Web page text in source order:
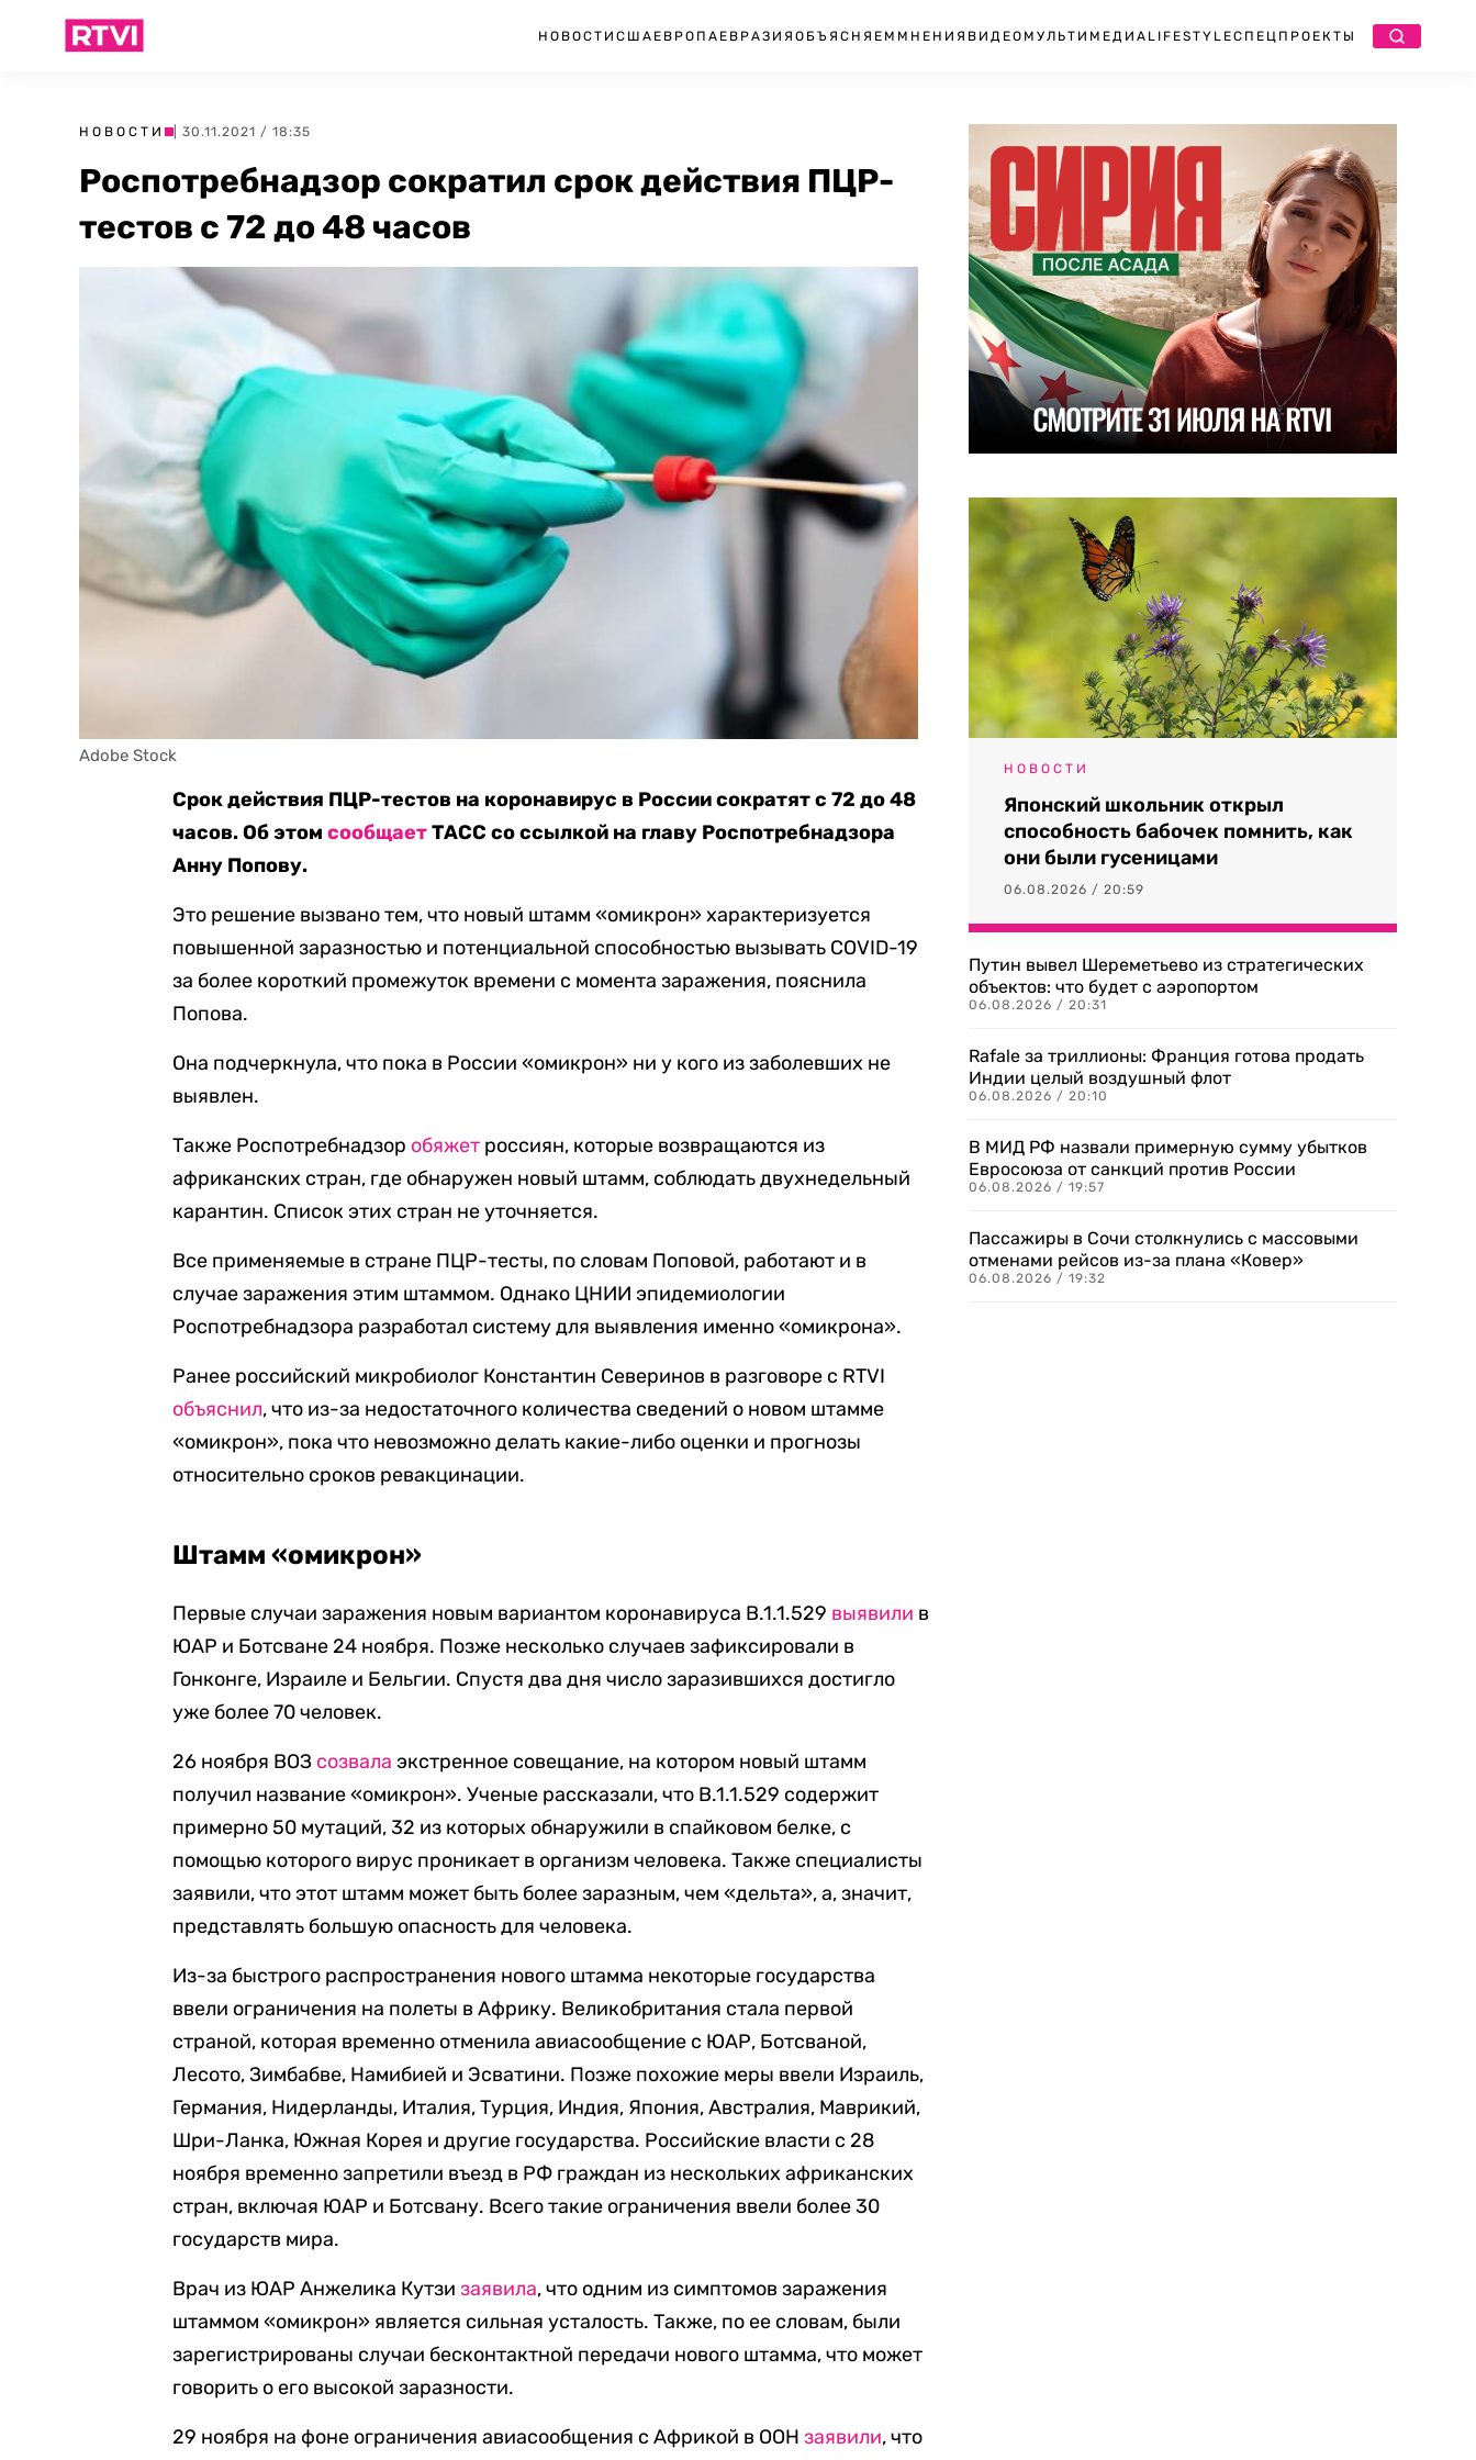
НОВОСТИ США ЕВРОПА ЕВРАЗИЯ ОБЪЯСНЯЕМ МНЕНИЯ ВИДЕО МУЛЬТИМЕДИА LIFESTYLEСПЕЦПРОЕКТЫ
НОВОСТИ | 30.11.2021 / 18:35
Роспотребнадзор сократил срок действия ПЦР-
тестов с 72 до 48 часов
Adobe Stock
Срок действия ПЦР-тестов на коронавирус в России сократят с 72 до 48
часов. Об этомсообщаетТАСС со ссылкой на главу Роспотребнадзора
Анну Попову.
Это решение вызвано тем, что новый штамм «омикрон» характеризуется
повышенной заразностью и потенциальной способностью вызывать COVID-19
за более короткий промежуток времени с момента заражения, пояснила
Попова.
Она подчеркнула, что пока в России «омикрон» ни у кого из заболевших не
выявлен.
Также Роспотребнадзор обяжет россиян, которые возвращаются из
африканских стран, где обнаружен новый штамм, соблюдать двухнедельный
карантин. Список этих стран не уточняется.
Все применяемые в стране ПЦР-тесты, по словам Поповой, работают и в
случае заражения этим штаммом. Однако ЦНИИ эпидемиологии
Роспотребнадзора разработал систему для выявления именно «омикрона».
Ранее российский микробиолог Константин Северинов в разговоре с RTVI
объяснил, что из-за недостаточного количества сведений о новом штамме
«омикрон», пока что невозможно делать какие-либо оценки и прогнозы
относительно сроков ревакцинации.
Штамм «омикрон»
Первые случаи заражения новым вариантом коронавируса B.1.1.529 выявили в
ЮАР и Ботсване 24 ноября. Позже несколько случаев зафиксировали в
Гонконге, Израиле и Бельгии. Спустя два дня число заразившихся достигло
уже более 70 человек.
26 ноября ВОЗ созвала экстренное совещание, на котором новый штамм
получил название «омикрон». Ученые рассказали, что B.1.1.529 содержит
примерно 50 мутаций, 32 из которых обнаружили в спайковом белке, с
помощью которого вирус проникает в организм человека. Также специалисты
заявили, что этот штамм может быть более заразным, чем «дельта», а, значит,
представлять большую опасность для человека.
Из-за быстрого распространения нового штамма некоторые государства
ввели ограничения на полеты в Африку. Великобритания стала первой
страной, которая временно отменила авиасообщение с ЮАР, Ботсваной,
Лесото, Зимбабве, Намибией и Эсватини. Позже похожие меры ввели Израиль,
Германия, Нидерланды, Италия, Турция, Индия, Япония, Австралия, Маврикий,
Шри-Ланка, Южная Корея и другие государства. Российские власти с 28
ноября временно запретили въезд в РФ граждан из нескольких африканских
стран, включая ЮАР и Ботсвану. Всего такие ограничения ввели более 30
государств мира.
Врач из ЮАР Анжелика Кутзизаявила, что одним из симптомов заражения
штаммом «омикрон» является сильная усталость. Также, по ее словам, были
зарегистрированы случаи бесконтактной передачи нового штамма, что может
говорить о его высокой заразности.
29 ноября на фоне ограничения авиасообщения с Африкой в ООНзаявили, что
НОВОСТИ
Японский школьник открыл
способность бабочек помнить, как
они были гусеницами
06.08.2026 / 20:59
Путин вывел Шереметьево из стратегических
объектов: что будет с аэропортом
06.08.2026 / 20:31
Rafale за триллионы: Франция готова продать
Индии целый воздушный флот
06.08.2026 / 20:10
В МИД РФ назвали примерную сумму убытков
Евросоюза от санкций против России
06.08.2026 / 19:57
Пассажиры в Сочи столкнулись с массовыми
отменами рейсов из-за плана «Ковер»
06.08.2026 / 19:32